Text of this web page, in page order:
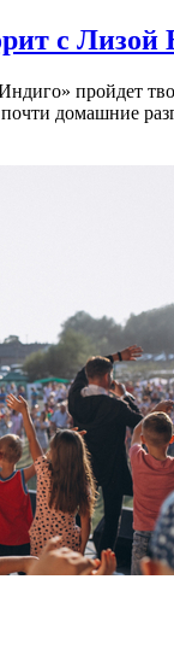
с Лизой
пройдет
домашние